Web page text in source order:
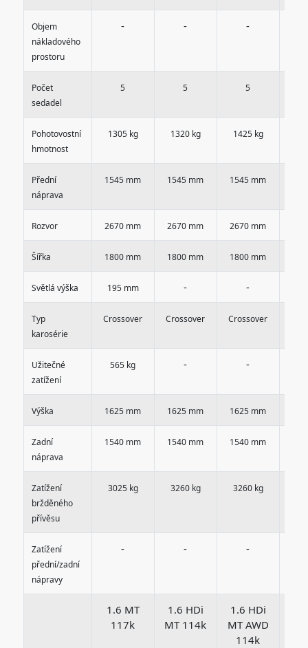
Objem
nákladového
prostoru
- - -
Počet
sedadel
5 5 5
Pohotovostní
hmotnost
1305 kg 1320 kg 1425 kg
Přední
náprava
1545 mm 1545 mm 1545 mm
Rozvor 2670 mm 2670 mm 2670 mm
Šířka 1800 mm 1800 mm 1800 mm
Světlá výška 195 mm - -
Typ
karosérie
Crossover Crossover Crossover
Užitečné
zatížení
565 kg - -
Výška 1625 mm 1625 mm 1625 mm
Zadní
náprava
1540 mm 1540 mm 1540 mm
Zatížení
bržděného
přívěsu
3025 kg 3260 kg 3260 kg
Zatížení
přední/zadní
nápravy
- - -
1.6 MT
117k
1.6 HDi
MT 114k
1.6 HDi
MT AWD
114k